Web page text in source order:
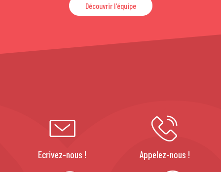
Découvrir l'équipe
Ecrivez-nous ! Appelez-nous !